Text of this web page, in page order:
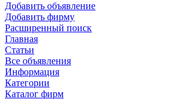
Добавить объявление
Добавить фирму
Расширенный поиск
Главная
Статьи
Все объявления
Информация
Категории
Каталог фирм